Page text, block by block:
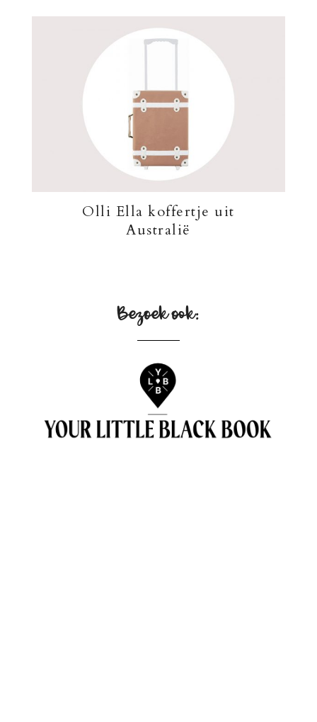
Olli Ella koffertje uit
Australië
Bezoek ook: